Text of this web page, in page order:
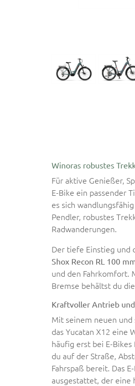
Winoras robustes
Für aktive Genießer,
E-Bike ein passender
es sich
Pendler, robustes
Radwanderungen.
Der tiefe Einstieg und
Shox Recon RL 100
und den Fahrkomfort.
Bremse behältst du
Kraftvoller Antrieb
Mit seinem neuen und
das Yucatan X12 eine
häufig erst bei E-Bikes
du auf der Straße,
Fahrspaß bereit. Das
ausgestattet, der eine